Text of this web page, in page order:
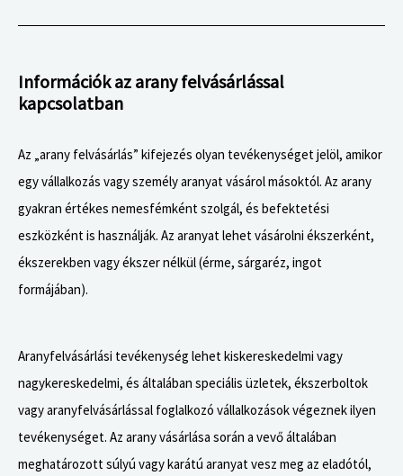
Információk az arany felvásárlással
kapcsolatban
Az „arany felvásárlás” kifejezés olyan tevékenységet jelöl, amikor
egy vállalkozás vagy személy aranyat vásárol másoktól. Az arany
gyakran értékes nemesfémként szolgál, és befektetési
eszközként is használják. Az aranyat lehet vásárolni ékszerként,
ékszerekben vagy ékszer nélkül (érme, sárgaréz, ingot
formájában).
Aranyfelvásárlási tevékenység lehet kiskereskedelmi vagy
nagykereskedelmi, és általában speciális üzletek, ékszerboltok
vagy aranyfelvásárlással foglalkozó vállalkozások végeznek ilyen
tevékenységet. Az arany vásárlása során a vevő általában
meghatározott súlyú vagy karátú aranyat vesz meg az eladótól,